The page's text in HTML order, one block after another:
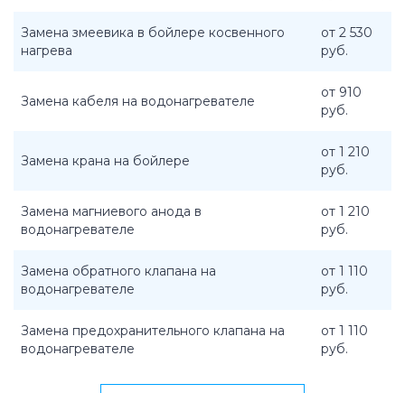
Замена змеевика в бойлере косвенного
нагрева
от 2 530
руб.
Замена кабеля на водонагревателе
от 910
руб.
Замена крана на бойлере
от 1 210
руб.
Замена магниевого анода в
водонагревателе
от 1 210
руб.
Замена обратного клапана на
водонагревателе
от 1 110
руб.
Замена предохранительного клапана на
водонагревателе
от 1 110
руб.